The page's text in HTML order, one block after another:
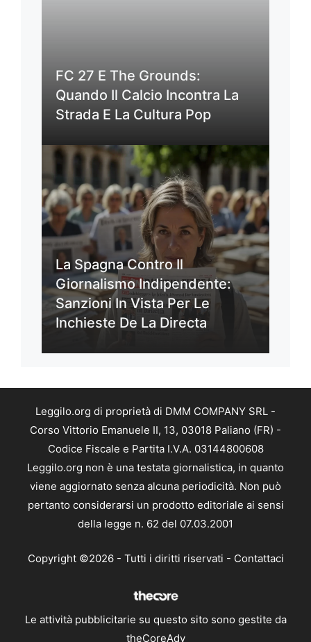
FC 27 E The Grounds:
Quando Il Calcio Incontra La
Strada E La Cultura Pop
La Spagna Contro Il
Giornalismo Indipendente:
Sanzioni In Vista Per Le
Inchieste De La Directa
Leggilo.org di proprietà di DMM COMPANY SRL -
Corso Vittorio Emanuele II, 13, 03018 Paliano (FR) -
Codice Fiscale e Partita I.V.A. 03144800608
Leggilo.org non è una testata giornalistica, in quanto
viene aggiornato senza alcuna periodicità. Non può
pertanto considerarsi un prodotto editoriale ai sensi
della legge n. 62 del 07.03.2001
Copyright ©2026 - Tutti i diritti riservati - Contattaci
Le attività pubblicitarie su questo sito sono gestite da
theCoreAdv